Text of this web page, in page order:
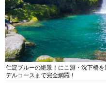
仁淀ブルーの絶景！にこ淵・沈下橋
デルコースまで完全網羅！